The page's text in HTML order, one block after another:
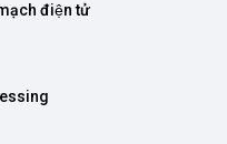
điện tử